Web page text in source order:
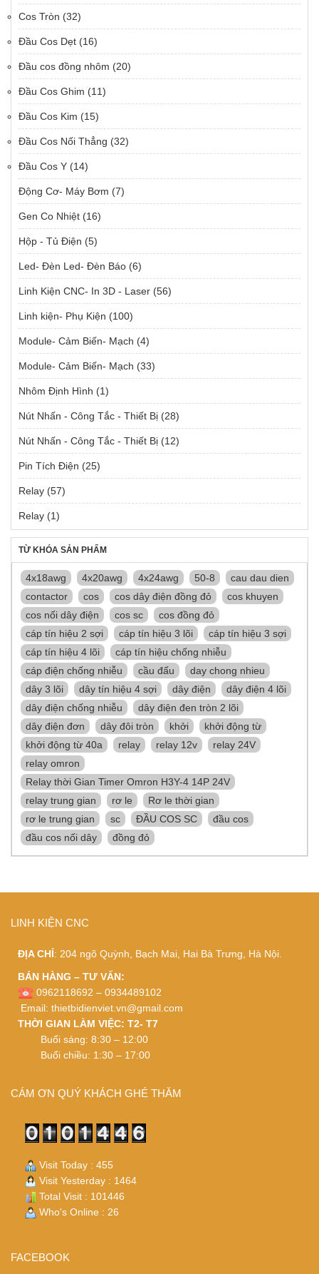
Cos Tròn (32)
Đầu Cos Dẹt (16)
Đầu cos đồng nhôm (20)
Đầu Cos Ghim (11)
Đầu Cos Kim (15)
Đầu Cos Nối Thẳng (32)
Đầu Cos Y (14)
Động Cơ- Máy Bơm (7)
Gen Co Nhiệt (16)
Hộp - Tủ Điện (5)
Led- Đèn Led- Đèn Báo (6)
Linh Kiện CNC- In 3D - Laser (56)
Linh kiện- Phụ Kiện (100)
Module- Cảm Biến- Mạch (4)
Module- Cảm Biến- Mạch (33)
Nhôm Định Hình (1)
Nút Nhấn - Công Tắc - Thiết Bị (28)
Nút Nhấn - Công Tắc - Thiết Bị (12)
Pin Tích Điện (25)
Relay (57)
Relay (1)
TỪ KHÓA SẢN PHẨM
4x18awg 4x20awg 4x24awg 50-8
cau dau dien
contactor
cos cos dây điện đồng đỏ
cos khuyen
cos nối dây điện
cos sc
cos đồng đỏ
cáp tín hiệu 2 sợi
cáp tín hiệu 3 lõi
cáp tín hiệu 3 sợi
cáp tín hiệu 4 lõi
cáp tín hiệu chống nhiễu
cáp điện chống nhiễu
cầu đấu
day chong nhieu
dây 3 lõi
dây tín hiệu 4 sợi dây điện
dây điện 4 lõi
dây điện chống nhiễu
dây điện đen tròn 2 lõi
dây điện đơn
dây đôi tròn khởi
khởi động từ
khởi động từ 40a
relay relay 12v
relay 24V
relay omron
Relay thời Gian Timer Omron H3Y-4 14P 24V
relay trung gian
rơ le
Rơ le thời gian
rơ le trung gian
sc ĐẦU COS SC
đầu cos
đầu cos nối dây
đồng đỏ
LINH KIỆN CNC
ĐỊA CHỈ: 204 ngõ Quỳnh, Bạch Mai, Hai Bà Trưng, Hà Nội.
BÁN HÀNG – TƯ VẤN:
0962118692 – 0934489102
Email: thietbidienviet.vn@gmail.com
THỜI GIAN LÀM VIỆC: T2- T7
Buổi sáng: 8:30 – 12:00
Buổi chiều: 1:30 – 17:00
CÁM ƠN QUÝ KHÁCH GHÉ THĂM
Visit Today : 455
Visit Yesterday : 1464
Total Visit : 101446
Who's Online : 26
FACEBOOK